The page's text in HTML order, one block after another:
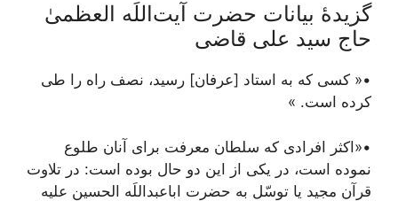
گزیدۀ بیانات حضرت آیت‌اللَه العظمیٰ
حاج سید علی قاضی
•« کسی که به استاد [عرفان] رسید، نصف راه را طی
کرده است. »
•«اکثر افرادی که سلطان معرفت برای آنان طلوع
نموده است، در یکی از این دو حال بوده است: در تلاوت
قرآن مجید یا توسّل به حضرت اباعبداللَه الحسین علیه